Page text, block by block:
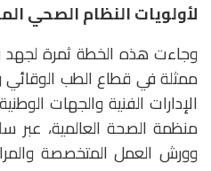
لأولويات النظام الصحي
وجاءت هذه الخطة ثمرة لجهد
ممثلة في قطاع الطب الوقائي
الإدارات الفنية والجهات
منظمة الصحة العالمية، عبر
وورش العمل المتخصصة